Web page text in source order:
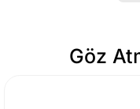
Göz